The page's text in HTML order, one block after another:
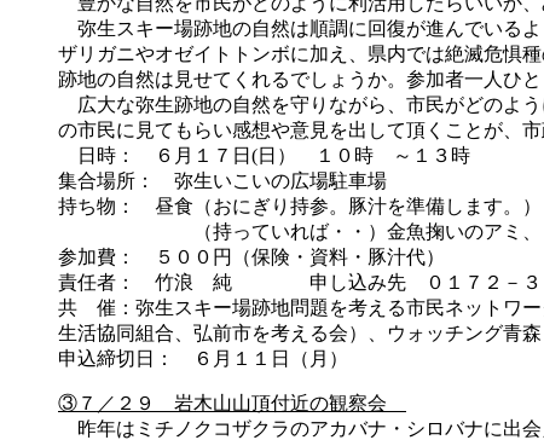
弥生スキー場跡地の自然は順調に回復が進んでいる
ザリガニやオゼイトトンボに加え、県内では絶滅危惧
跡地の自然は見せてくれるでしょうか。参加者一人ひ
広大な弥生跡地の自然を守りながら、市民がどのよ
の市民に見てもらい感想や意見を出して頂くことが、
日時： ６月１７日(日） １０時 ～１
集合場所： 弥生いこいの広場駐車場
持ち物： 昼食（おにぎり持参。豚汁を準備します。
（持っていれば・・）金魚掬いのアミ、１ｍ
参加費： ５００円（保険・資料・豚汁代）
責任者： 竹浪 純 申し込み先 ０１７２－３５
共 催：弥生スキー場跡地問題を考える市民ネットワ
生活協同組合、弘前市を考える会）、ウ
申込締切日： ６月１１日（月）
③７／２９ 岩木山山頂付近の観察会
昨年はミチノクコザクラのアカバナ・シロバナに出